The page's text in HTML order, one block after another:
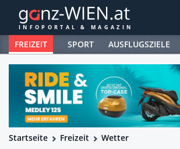
FREIZEIT SPORT AUSFLUGSZIELE
Startseite Freizeit Wetter